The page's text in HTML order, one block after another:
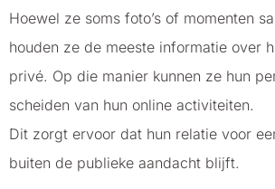
Hoewel ze soms foto’s of momenten
houden ze de meeste informatie over
privé. Op die manier kunnen ze hun
scheiden van hun online activiteiten.
Dit zorgt ervoor dat hun relatie voor
buiten de publieke aandacht blijft.